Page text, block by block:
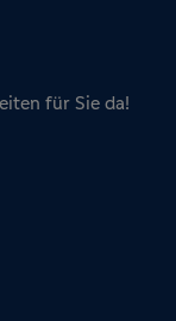
für Sie da!